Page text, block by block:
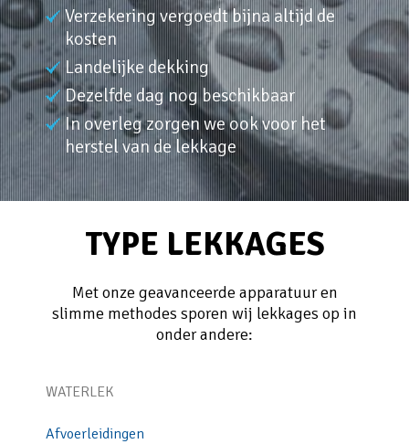
Verzekering vergoedt bijna altijd de
kosten
Landelijke dekking
Dezelfde dag nog beschikbaar
In overleg zorgen we ook voor het
herstel van de lekkage
TYPE LEKKAGES
Met onze geavanceerde apparatuur en
slimme methodes sporen wij lekkages op in
onder andere:
WATERLEK
Afvoerleidingen